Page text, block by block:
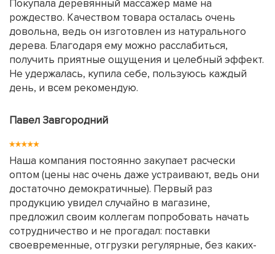
Покупала деревянный массажер маме на
рождество. Качеством товара осталась очень
довольна, ведь он изготовлен из натурального
дерева. Благодаря ему можно расслабиться,
получить приятные ощущения и целебный эффект.
Не удержалась, купила себе, пользуюсь каждый
день, и всем рекомендую.
Павел Завгородний
Наша компания постоянно закупает расчески
оптом (цены нас очень даже устраивают, ведь они
достаточно демократичные). Первый раз
продукцию увидел случайно в магазине,
предложил своим коллегам попробовать начать
сотрудничество и не прогадал: поставки
своевременные, отгрузки регулярные, без каких-